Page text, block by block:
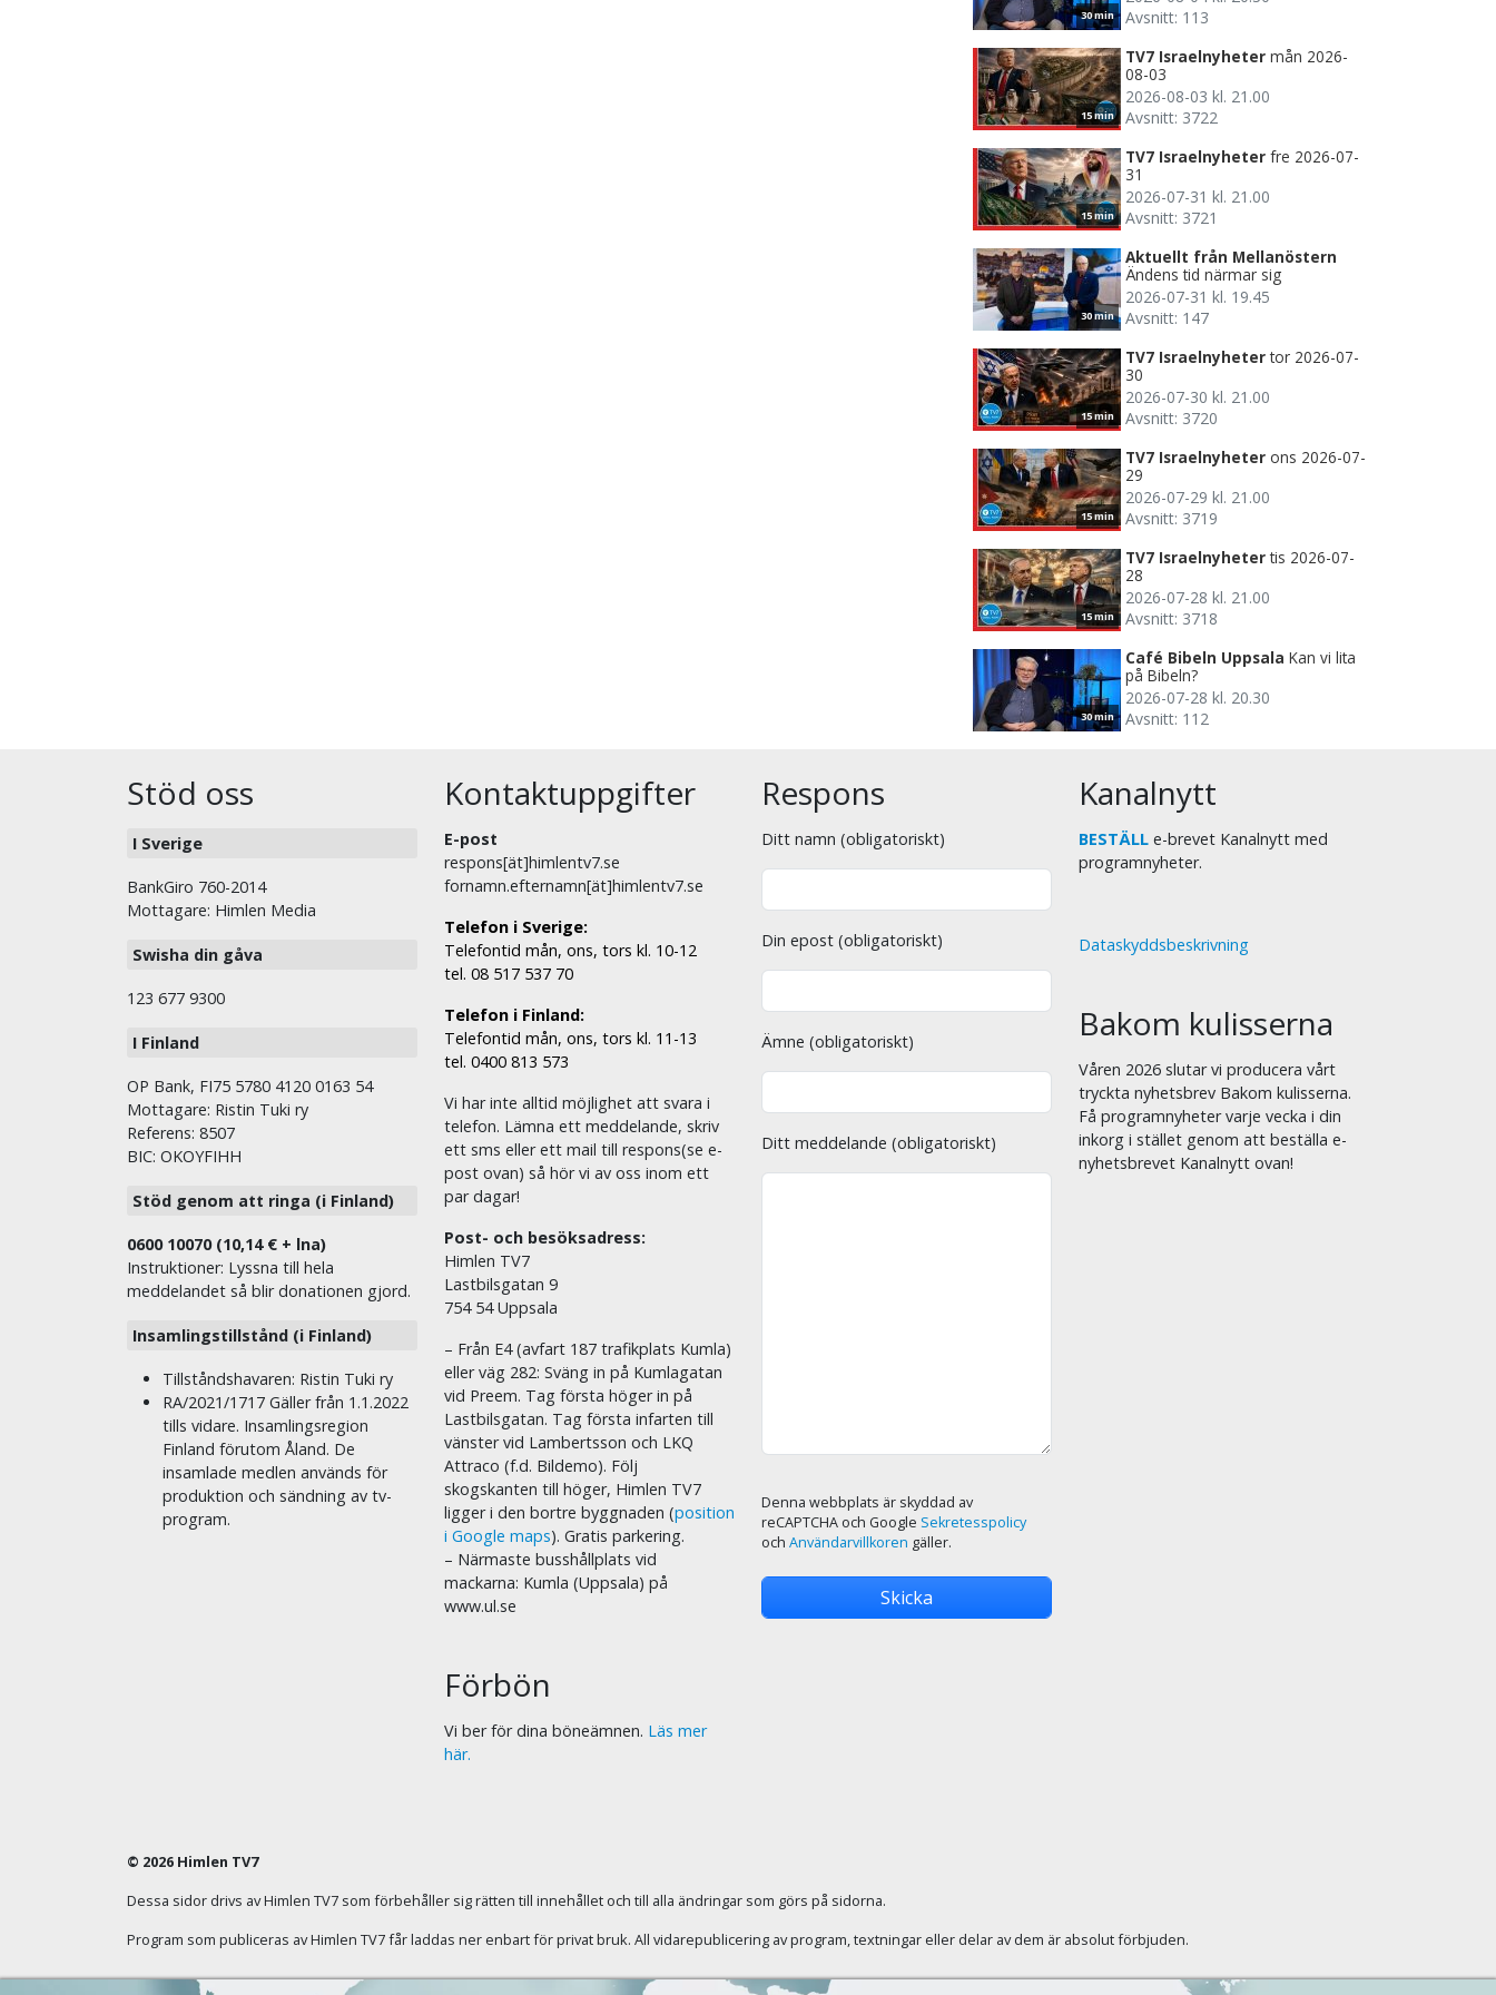
30 min
Avsnitt: 113
15 min
TV7 Israelnyheter mån 2026-
08-03
2026-08-03 kl. 21.00
Avsnitt: 3722
15 min
TV7 Israelnyheter fre 2026-07-
31
2026-07-31 kl. 21.00
Avsnitt: 3721
30 min
Aktuellt från Mellanöstern
Ändens tid närmar sig
2026-07-31 kl. 19.45
Avsnitt: 147
15 min
TV7 Israelnyheter tor 2026-07-
30
2026-07-30 kl. 21.00
Avsnitt: 3720
15 min
TV7 Israelnyheter ons 2026-07-
29
2026-07-29 kl. 21.00
Avsnitt: 3719
15 min
TV7 Israelnyheter tis 2026-07-
28
2026-07-28 kl. 21.00
Avsnitt: 3718
30 min
Café Bibeln Uppsala Kan vi lita
på Bibeln?
2026-07-28 kl. 20.30
Avsnitt: 112
Stöd oss
I Sverige
BankGiro 760-2014
Mottagare: Himlen Media
Swisha din gåva
123 677 9300
I Finland
OP Bank, FI75 5780 4120 0163 54
Mottagare: Ristin Tuki ry
Referens: 8507
BIC: OKOYFIHH
Stöd genom att ringa (i Finland)
0600 10070 (10,14 € + lna)
Instruktioner: Lyssna till hela
meddelandet så blir donationen gjord.
Insamlingstillstånd (i Finland)
Tillståndshavaren: Ristin Tuki ry
RA/2021/1717 Gäller från 1.1.2022
tills vidare. Insamlingsregion
Finland förutom Åland. De
insamlade medlen används för
produktion och sändning av tv-
program.
Kontaktuppgifter
E-post
respons[ät]himlentv7.se
fornamn.efternamn[ät]himlentv7.se
Telefon i Sverige:
Telefontid mån, ons, tors kl. 10-12
tel. 08 517 537 70
Telefon i Finland:
Telefontid mån, ons, tors kl. 11-13
tel. 0400 813 573
Vi har inte alltid möjlighet att svara i
telefon. Lämna ett meddelande, skriv
ett sms eller ett mail till respons(se e-
post ovan) så hör vi av oss inom ett
par dagar!
Post- och besöksadress:
Himlen TV7
Lastbilsgatan 9
754 54 Uppsala
– Från E4 (avfart 187 trafikplats Kumla)
eller väg 282: Sväng in på Kumlagatan
vid Preem. Tag första höger in på
Lastbilsgatan. Tag första infarten till
vänster vid Lambertsson och LKQ
Attraco (f.d. Bildemo). Följ
skogskanten till höger, Himlen TV7
ligger i den bortre byggnaden (position
i Google maps). Gratis parkering.
– Närmaste busshållplats vid
mackarna: Kumla (Uppsala) på
www.ul.se
Förbön
Vi ber för dina böneämnen. Läs mer
här.
Respons
Ditt namn (obligatoriskt)
Din epost (obligatoriskt)
Ämne (obligatoriskt)
Ditt meddelande (obligatoriskt)
Denna webbplats är skyddad av
reCAPTCHA och Google Sekretesspolicy
och Användarvillkoren gäller.
Kanalnytt
BESTÄLL e-brevet Kanalnytt med
programnyheter.
Dataskyddsbeskrivning
Bakom kulisserna
Våren 2026 slutar vi producera vårt
tryckta nyhetsbrev Bakom kulisserna.
Få programnyheter varje vecka i din
inkorg i stället genom att beställa e-
nyhetsbrevet Kanalnytt ovan!
© 2026 Himlen TV7
Dessa sidor drivs av Himlen TV7 som förbehåller sig rätten till innehållet och till alla ändringar som görs på sidorna.
Program som publiceras av Himlen TV7 får laddas ner enbart för privat bruk. All vidarepublicering av program, textningar eller delar av dem är absolut förbjuden.